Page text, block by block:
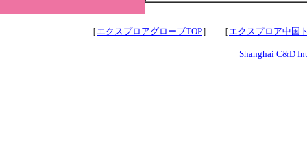
［ エクスプロアグローブTOP］ ［ エクスプロア中国
Shanghai C&D